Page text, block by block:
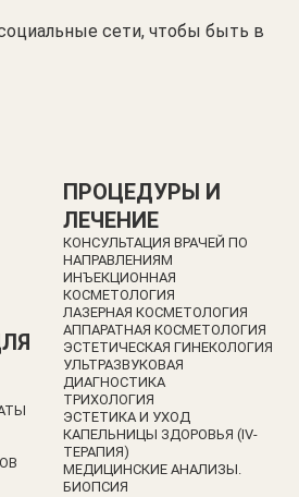
сети, чтобы быть в
ПРОЦЕДУРЫ И
ЛЕЧЕНИЕ
КОНСУЛЬТАЦИЯ ВРАЧЕЙ ПО
НАПРАВЛЕНИЯМ
ИНЪЕКЦИОННАЯ
КОСМЕТОЛОГИЯ
ЛАЗЕРНАЯ КОСМЕТОЛОГИЯ
АППАРАТНАЯ КОСМЕТОЛОГИЯ
ЭСТЕТИЧЕСКАЯ ГИНЕКОЛОГИЯ
УЛЬТРАЗВУКОВАЯ
ДИАГНОСТИКА
ТРИХОЛОГИЯ
ЭСТЕТИКА И УХОД
КАПЕЛЬНИЦЫ ЗДОРОВЬЯ (IV-
ТЕРАПИЯ)
МЕДИЦИНСКИЕ АНАЛИЗЫ.
БИОПСИЯ